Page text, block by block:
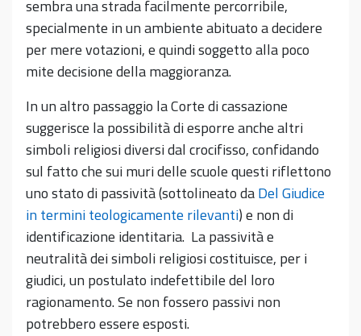
sembra una strada facilmente percorribile,
specialmente in un ambiente abituato a decidere
per mere votazioni, e quindi soggetto alla poco
mite decisione della maggioranza.
In un altro passaggio la Corte di cassazione
suggerisce la possibilità di esporre anche altri
simboli religiosi diversi dal crocifisso, confidando
sul fatto che sui muri delle scuole questi riflettono
uno stato di passività (sottolineato daDel Giudice
in termini teologicamente rilevanti) e non di
identificazione identitaria. La passività e
neutralità dei simboli religiosi costituisce, per i
giudici, un postulato indefettibile del loro
ragionamento. Se non fossero passivi non
potrebbero essere esposti.